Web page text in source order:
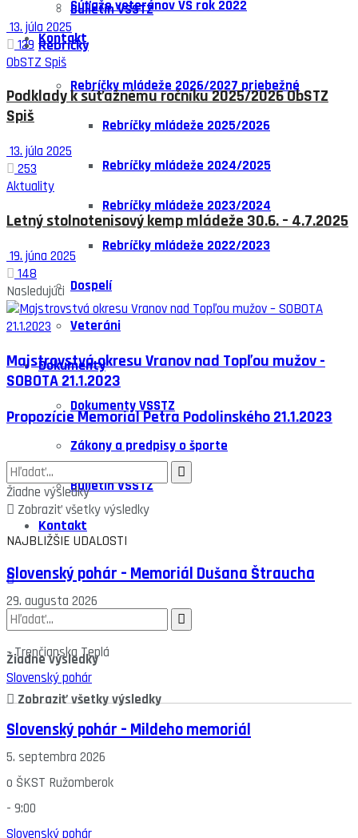
Bulletin VSSTZ
Kontakt
Súťaže veteránov VS rok 2022
Rebríčky
Rebríčky mládeže 2026/2027 priebežné
Rebríčky mládeže 2025/2026
Rebríčky mládeže 2024/2025
Rebríčky mládeže 2023/2024
Rebríčky mládeže 2022/2023
Dospelí
Veteráni
Dokumenty
Dokumenty VSSTZ
Zákony a predpisy o športe
Bulletin VSSTZ
Kontakt
Žiadne výsledky
Zobraziť všetky výsledky
13. júla 2025
129
ObSTZ Spiš
Podklady k súťažnému ročníku 2025/2026 ObSTZ
Spiš
13. júla 2025
253
Aktuality
Letný stolnotenisový kemp mládeže 30.6. – 4.7.2025
19. júna 2025
148
Nasledujúci
Majstrovstvá okresu Vranov nad Topľou mužov -
SOBOTA 21.1.2023
Propozície Memoriál Petra Podolinského 21.1.2023
Žiadne výsledky
Zobraziť všetky výsledky
NAJBLIŽŠIE UDALOSTI
Slovenský pohár – Memoriál Dušana Štraucha
29. augusta 2026
o9:00
-Trenčianska Teplá
Slovenský pohár
Slovenský pohár – Mildeho memoriál
5. septembra 2026
o ŠKST Ružomberok
- 9:00
Slovenský pohár